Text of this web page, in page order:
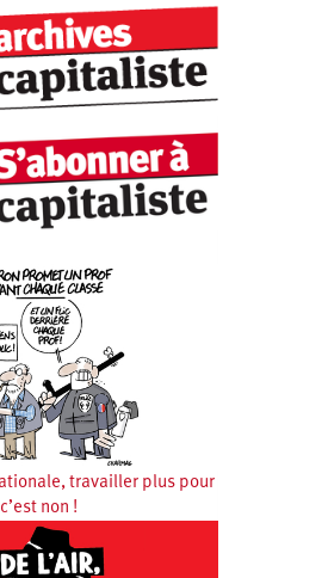
travailler plus pour
non !